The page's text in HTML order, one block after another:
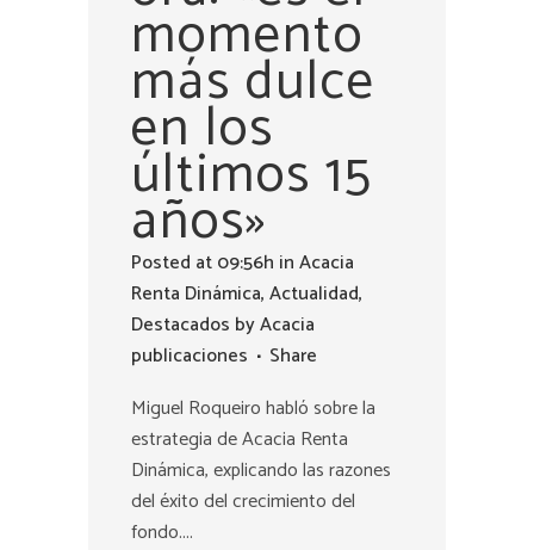
momento
más dulce
en los
últimos 15
años»
Posted at 09:56h inAcacia
Renta Dinámica,Actualidad,
Destacados byAcacia
publicaciones
Share
Miguel Roqueiro habló sobre la
estrategia de Acacia Renta
Dinámica, explicando las razones
del éxito del crecimiento del
fondo....